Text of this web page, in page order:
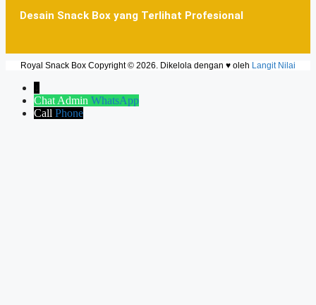
Desain Snack Box yang Terlihat Profesional
Royal Snack Box Copyright © 2026. Dikelola dengan ♥ oleh Langit Nilai
↓
Chat Admin WhatsApp
Call Phone